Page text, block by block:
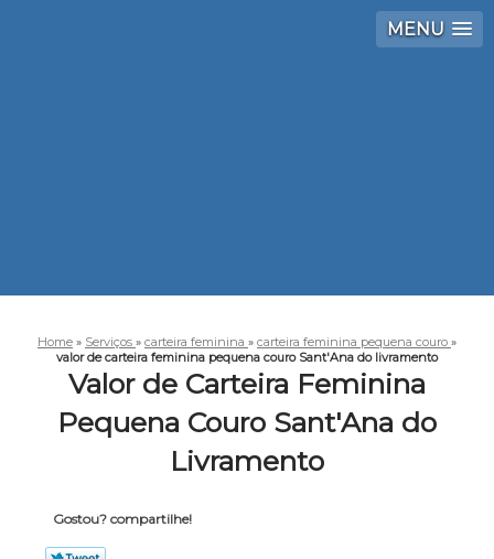
MENU
Home » Serviços » carteira feminina » carteira feminina pequena couro »
valor de carteira feminina pequena couro Sant'Ana do livramento
Valor de Carteira Feminina
Pequena Couro Sant'Ana do
Livramento
Gostou? compartilhe!